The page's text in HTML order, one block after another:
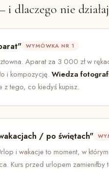
dlaczego nie
WYMÓWKA NR 1
Aparat za 3 000 zł w
i kompozycję. Wiedza
z tego, co kiedyś kupisz.
/ po świętach"
i wakacje to moment, w którym
Kurs przed urlopem